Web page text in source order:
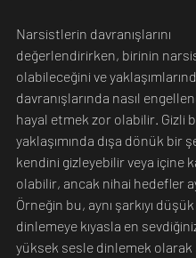
Narsistlerin davranışlarını
değerlendirirken, birinin
olabileceğini ve
davranışlarında nasıl
hayal etmek zor olabilir. Gizli
yaklaşımında dışa dönük bir
kendini gizleyebilir veya içine
olabilir, ancak nihai hedefler
Örneğin bu, aynı şarkıyı
dinlemeye kıyasla en
yüksek sesle dinlemek olarak